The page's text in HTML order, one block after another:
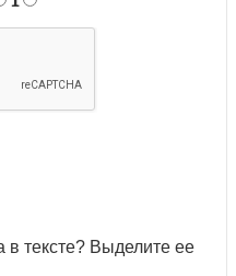
тексте? Выделите ее